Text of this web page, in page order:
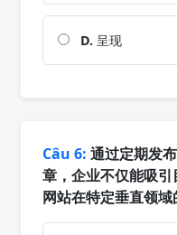
D. 呈现
Câu 6: 通过定期发
章，企业不仅能吸引
网站在特定垂直领域